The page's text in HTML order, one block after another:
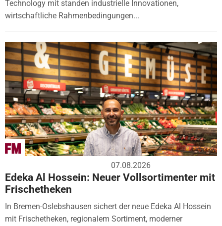
Technology mit standen industrielle Innovationen,
wirtschaftliche Rahmenbedingungen...
07.08.2026
Edeka Al Hossein: Neuer Vollsortimenter mit
Frischetheken
In Bremen-Oslebshausen sichert der neue Edeka Al Hossein
mit Frischetheken, regionalem Sortiment, moderner